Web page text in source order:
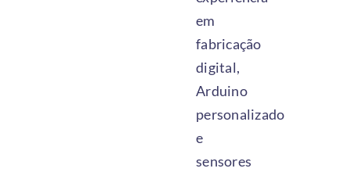
em
fabricação
digital,
Arduino
personalizado
e
sensores